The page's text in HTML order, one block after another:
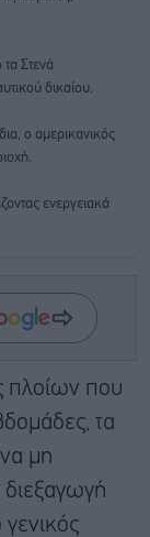
Στενά
δικαίου.
ο αμερικανικός
ενεργειακά
πλοίων που
τα
μη
γενικός